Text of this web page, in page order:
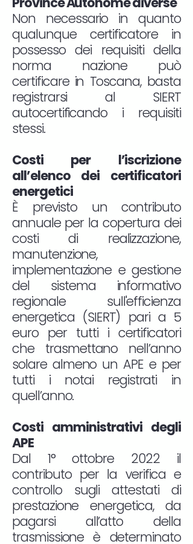
Non necessario in quanto
qualunque certificatore in
possesso dei requisiti della
norma nazione può
certificare in Toscana, basta
registrarsi al SIERT
autocertificando i requisiti
stessi.
Costi per l’iscrizione
all’elenco dei certificatori
energetici
È previsto un contributo
annuale per la copertura dei
costi di realizzazione,
manutenzione,
implementazione e gestione
del sistema informativo
regionale sull'efficienza
energetica (SIERT) pari a 5
euro per tutti i certificatori
che trasmettano nell’anno
solare almeno un APE e per
tutti i notai registrati in
quell’anno.
Costi amministrativi degli
APE
Dal 1° ottobre 2022 il
contributo per la verifica e
controllo sugli attestati di
prestazione energetica, da
pagarsi all’atto della
trasmissione è determinato